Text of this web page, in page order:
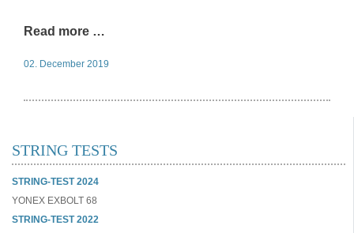
Read more …
02. December 2019
STRING TESTS
STRING-TEST 2024
YONEX EXBOLT 68
STRING-TEST 2022